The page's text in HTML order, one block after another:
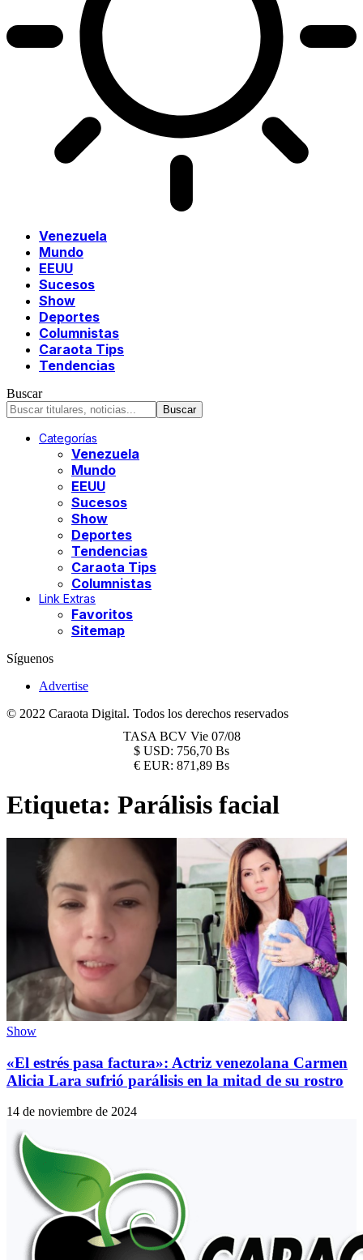
Venezuela
Mundo
EEUU
Sucesos
Show
Deportes
Columnistas
Caraota Tips
Tendencias
Buscar
Categorías
Venezuela
Mundo
EEUU
Sucesos
Show
Deportes
Tendencias
Caraota Tips
Columnistas
Link Extras
Favoritos
Sitemap
Síguenos
Advertise
© 2022 Caraota Digital. Todos los derechos reservados
TASA BCV Vie 07/08
$ USD: 756,70 Bs
€ EUR: 871,89 Bs
Etiqueta: Parálisis facial
Show
«El estrés pasa factura»: Actriz venezolana Carmen
Alicia Lara sufrió parálisis en la mitad de su rostro
14 de noviembre de 2024